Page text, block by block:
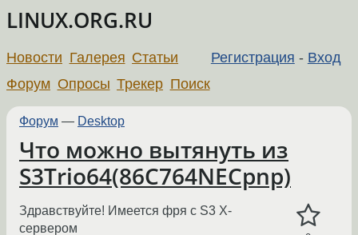
LINUX.ORG.RU
Регистрация - Вход
Новости Галерея Статьи
Форум Опросы Трекер Поиск
Форум — Desktop
Что можно вытянуть из
S3Trio64(86C764NECpnp)
Здравствуйте! Имеется фря с S3 X-
сервером